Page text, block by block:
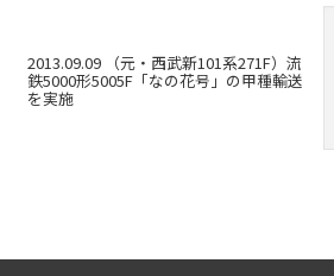
2013.09.09 （元・西武新101系271F）流
鉄5000形5005F「なの花号」の甲種輸送
を実施